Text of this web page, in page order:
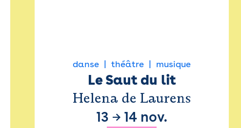
danse théâtre musique
Le Saut du lit
Helena de Laurens
13 → 14 nov.